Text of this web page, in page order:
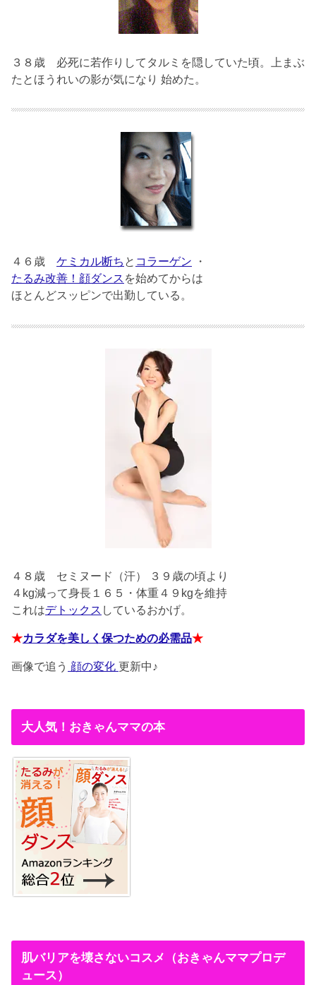
３８歳 必死に若作りしてタルミを隠していた頃。上まぶ
たとほうれいの影が気になり 始めた。
４６歳 ケミカル断ち と コラーゲン ・
たるみ改善！顔ダンス を始めてからは
ほとんどスッピンで出勤している。
４８歳 セミヌード（汗） ３９歳の頃より
４kg減って身長１６５・体重４９kgを維持
これはデトックス しているおかげ。
★カラダを美しく保つための必需品★
画像で追う 顔の変化 更新中♪
大人気！おきゃんママの本
肌バリアを壊さないコスメ（おきゃんママプロデ
ュース）